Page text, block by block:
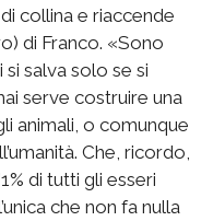
collina e riaccende
di Franco. «Sono
salva solo se si
serve costruire una
animali, o comunque
Che, ricordo,
di tutti gli esseri
che non fa nulla